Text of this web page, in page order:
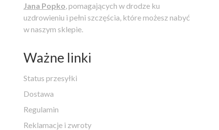
Jana Popko , pomagających w drodze ku
uzdrowieniu i pełni szczęścia, które możesz nabyć
w naszym sklepie.
Ważne linki
Status przesyłki
Dostawa
Regulamin
Reklamacje i zwroty